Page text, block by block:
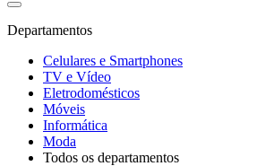
Departamentos
Celulares e Smartphones
TV e Vídeo
Eletrodomésticos
Móveis
Informática
Moda
Todos os departamentos